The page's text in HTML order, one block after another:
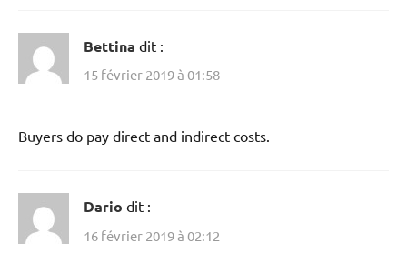
Bettina dit :
15 février 2019 à 01:58
Buyers do pay direct and indirect costs.
Dario dit :
16 février 2019 à 02:12